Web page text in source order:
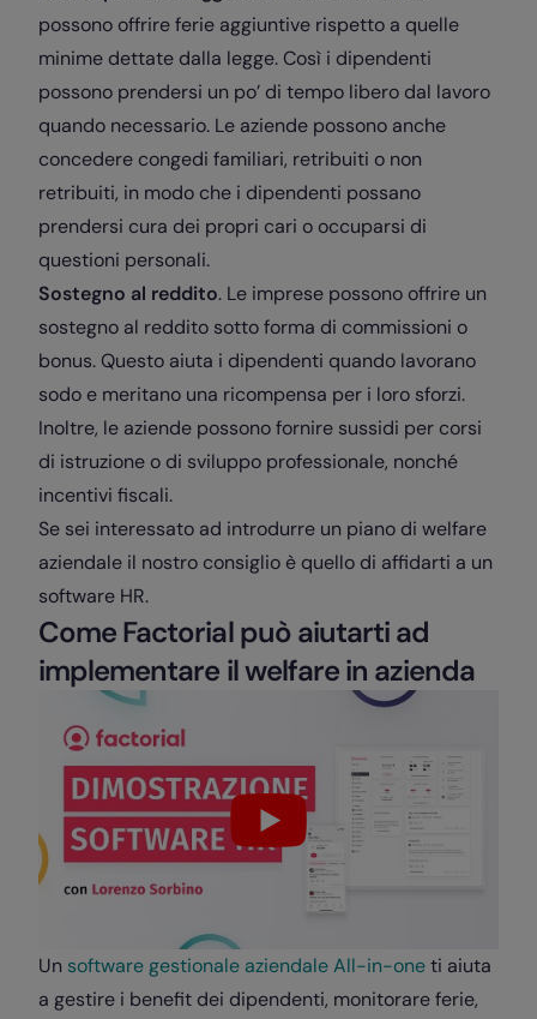
possono offrire ferie aggiuntive rispetto a quelle
minime dettate dalla legge. Così i dipendenti
possono prendersi un po’ di tempo libero dal lavoro
quando necessario. Le aziende possono anche
concedere congedi familiari, retribuiti o non
retribuiti, in modo che i dipendenti possano
prendersi cura dei propri cari o occuparsi di
questioni personali.
Sostegno al reddito. Le imprese possono offrire un
sostegno al reddito sotto forma di commissioni o
bonus. Questo aiuta i dipendenti quando lavorano
sodo e meritano una ricompensa per i loro sforzi.
Inoltre, le aziende possono fornire sussidi per corsi
di istruzione o di sviluppo professionale, nonché
incentivi fiscali.
Se sei interessato ad introdurre un piano di welfare
aziendale il nostro consiglio è quello di affidarti a un
software HR.
Come Factorial può aiutarti ad
implementare il welfare in azienda
Un software gestionale aziendale All-in-oneti aiuta
a gestire i benefit dei dipendenti, monitorare ferie,